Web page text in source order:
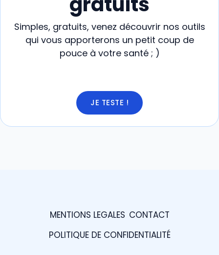
Simples, gratuits, venez découvrir nos outils
qui vous apporterons un petit coup de
pouce à votre santé ; )
JE TESTE !
MENTIONS LEGALES CONTACT
POLITIQUE DE CONFIDENTIALITÉ